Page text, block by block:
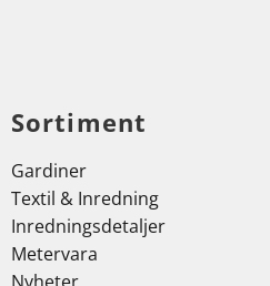
Sortiment
Gardiner
Textil & Inredning
Inredningsdetaljer
Metervara